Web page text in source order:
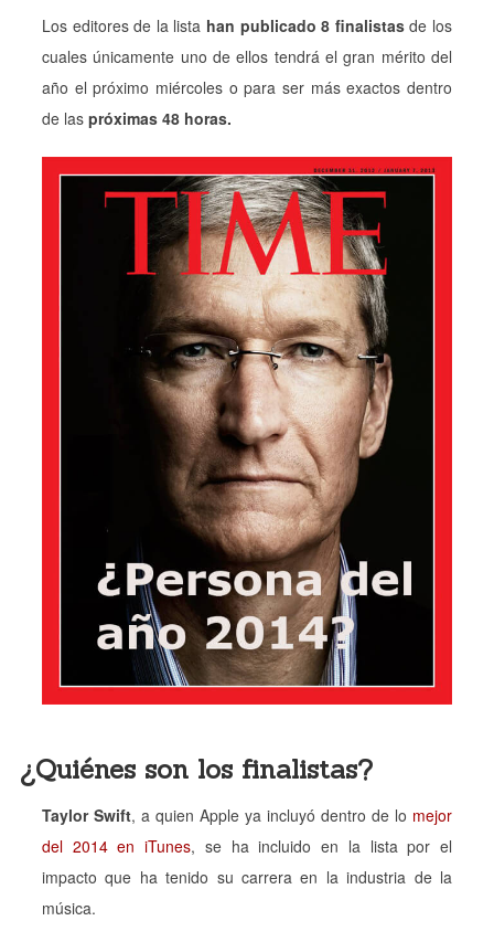
Los editores de la lista han publicado 8 finalistasde los
cuales únicamente uno de ellos tendrá el gran mérito del
año el próximo miércoles o para ser más exactos dentro
de las próximas 48 horas.
¿Quiénes son los finalistas?
Taylor Swift, a quien Apple ya incluyó dentro de lo mejor
del 2014 en iTunes, se ha incluido en la lista por el
impacto que ha tenido su carrera en la industria de la
música.